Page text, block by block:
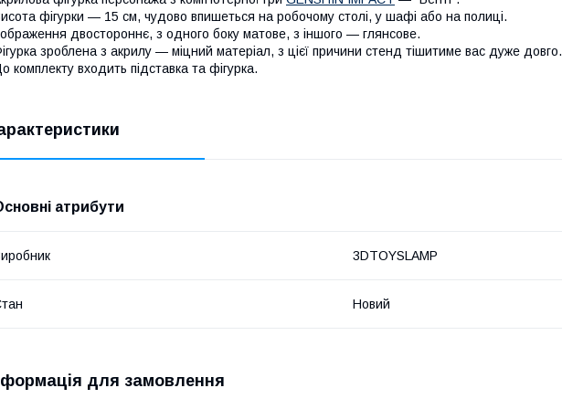
фігурки — 15 см, чудово впишеться на робочому столі, у шафі або на полиці.
двостороннє, з одного боку матове, з іншого — глянсове.
зроблена з акрилу — міцний матеріал, з цієї причини стенд тішитиме вас дуже довго.
комплекту входить підставка та фігурка.
атрибути
3DTOYSLAMP
Новий
для замовлення